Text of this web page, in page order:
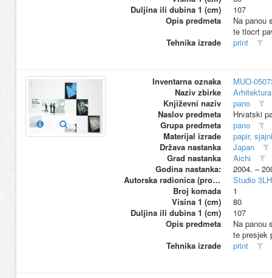
Duljina ili dubina 1 (cm)
107
Opis predmeta
Na panou
te tlocrt
Tehnika izrade
print
Inventarna oznaka
MUO-
Naziv zbirke
Arhitektura
Književni naziv
pano
Naslov predmeta
Hrvatski
Grupa predmeta
pano
Materijal izrade
papir, sjajni
Država nastanka
Japan
Grad nastanka
Aichi
Godina nastanka:
2004. –
Autorska radionica (proizvođač)
Studio
Broj komada
1
Visina 1 (cm)
80
Duljina ili dubina 1 (cm)
107
Opis predmeta
Na panou
te presjek
Tehnika izrade
print